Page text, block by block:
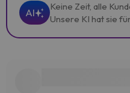
AI
Keine Zeit, alle
Unsere KI hat sie